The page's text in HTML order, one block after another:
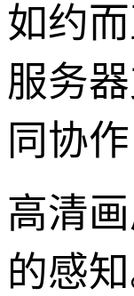
如约
服务
同协
高清
的感